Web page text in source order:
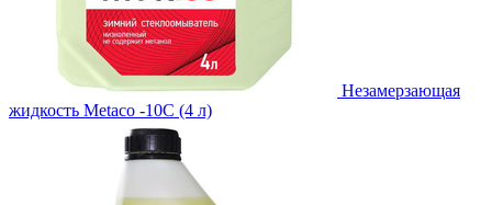
Незамерзающая
жидкость Metaco -10C (4 л)